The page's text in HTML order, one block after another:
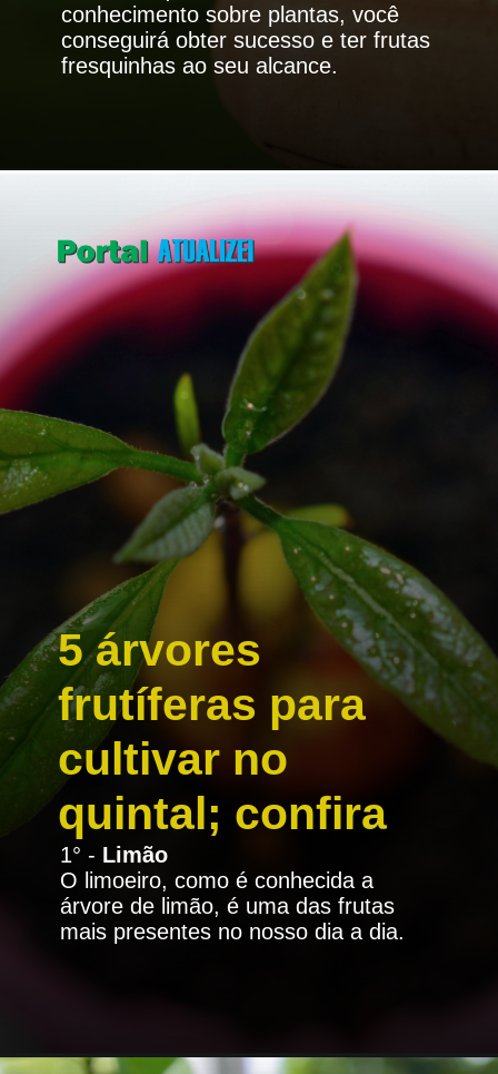
conhecimento sobre plantas, você
conseguirá obter sucesso e ter frutas
fresquinhas ao seu alcance.
5 árvores
frutíferas para
cultivar no
quintal; confira
1° - Limão
O limoeiro, como é conhecida a
árvore de limão, é uma das frutas
mais presentes no nosso dia a dia.